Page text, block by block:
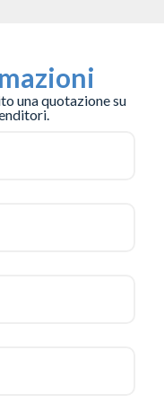
una quotazione su